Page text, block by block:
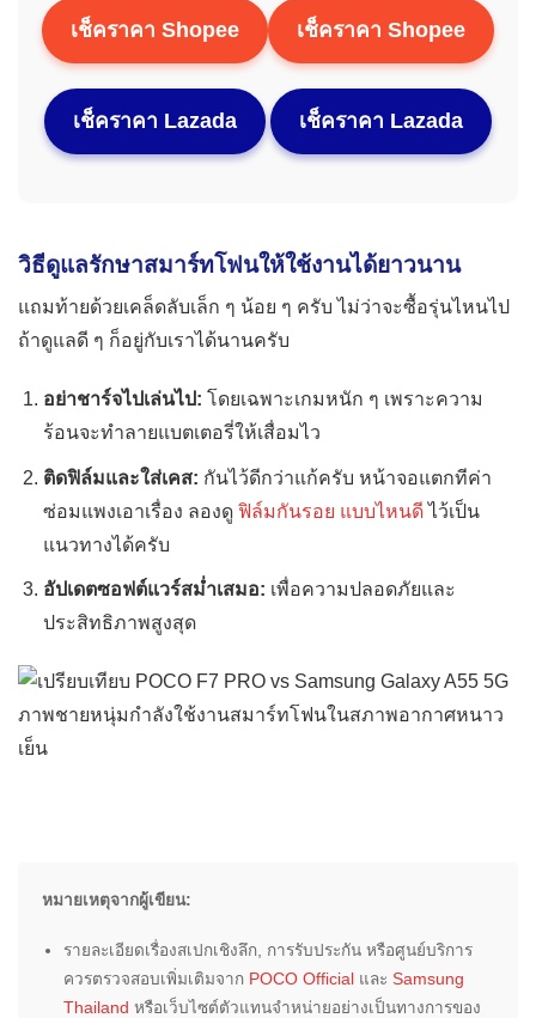
เช็คราคา Shopee
เช็คราคา Lazada
เช็คราคา Shopee
เช็คราคา Lazada
วิธีดูแลรักษาสมาร์ทโฟนให้ใช้งานได้ยาวนาน
แถมท้ายด้วยเคล็ดลับเล็ก ๆ น้อย ๆ ครับ ไม่ว่าจะซื้อรุ่นไหนไป
ถ้าดูแลดี ๆ ก็อยู่กับเราได้นานครับ
อย่าชาร์จไปเล่นไป: โดยเฉพาะเกมหนัก ๆ เพราะความ
ร้อนจะทำลายแบตเตอรี่ให้เสื่อมไว
ติดฟิล์มและใส่เคส: กันไว้ดีกว่าแก้ครับ หน้าจอแตกทีค่า
ซ่อมแพงเอาเรื่อง ลองดู ฟิล์มกันรอย แบบไหนดีไว้เป็น
แนวทางได้ครับ
อัปเดตซอฟต์แวร์สม่ำเสมอ: เพื่อความปลอดภัยและ
ประสิทธิภาพสูงสุด
หมายเหตุจากผู้เขียน:
รายละเอียดเรื่องสเปกเชิงลึก, การรับประกัน หรือศูนย์บริการ
ควรตรวจสอบเพิ่มเติมจาก POCO Officialและ Samsung
Thailand หรือเว็บไซต์ตัวแทนจำหน่ายอย่างเป็นทางการของ